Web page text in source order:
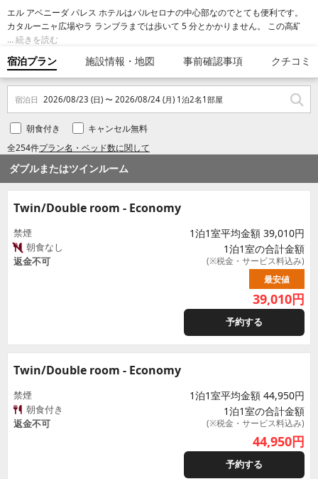
エル アベニーダ パレス ホテルはバルセロナの中心部なのでとても便利です。
カタルーニャ広場やラ ランブラまでは歩いて 5 分とかかりません。 この高級ホ
テルは、カサ バトリョ(ガウディの建築)まで 0.7 km、バルセロナ大聖堂まで
1.3 km の場所にあります。
続きを読む
宿泊プラン 施設情報・地図 事前確認事項 クチコミ
宿泊日 2026/08/23 (日) 〜 2026/08/24 (月) 1泊2名1部屋
全254件プラン名・ベッド数に関して
朝食付き キャンセル無料
ダブルまたはツインルーム
Twin/Double room - Economy
禁煙
朝食なし
返金不可
1泊1室平均金額 39,010円
1泊1室の合計金額
(※税金・サービス料込み)
最安値
39,010円
予約する
Twin/Double room - Economy
禁煙
朝食付き
返金不可
1泊1室平均金額 44,950円
1泊1室の合計金額
(※税金・サービス料込み)
44,950円
予約する